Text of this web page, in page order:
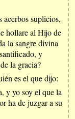
acerbos suplicios,
hollare al Hijo de
la sangre divina
y
la gracia?
es el que dijo:
y yo soy el que la
ha de juzgar a su